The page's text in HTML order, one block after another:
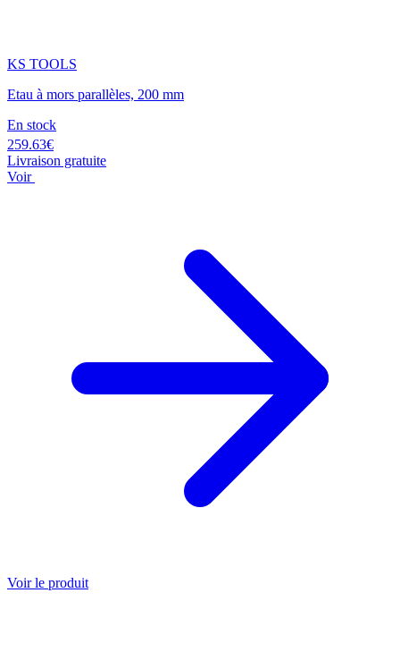
KS TOOLS
Etau à mors parallèles, 200 mm
En stock
259.63€
Livraison gratuite
Voir
Voir le produit